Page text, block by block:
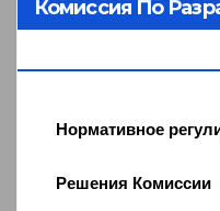
Комиссия По
Нормативное
Решения Комиссии